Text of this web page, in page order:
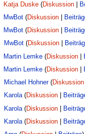
Katja Duske Diskussion
MwBot Diskussion
MwBot Diskussion
MwBot Diskussion
Martin Lemke Diskussion
Martin Lemke Diskussion
Michael Hohner Diskussion
Karola Diskussion
Karola Diskussion
Karola Diskussion